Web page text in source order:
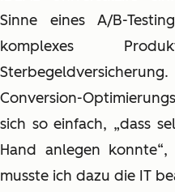
Sinne eines A/B-
komplexes
Conversion-
sich so einfach, „dass
Hand anlegen
musste ich dazu die IT